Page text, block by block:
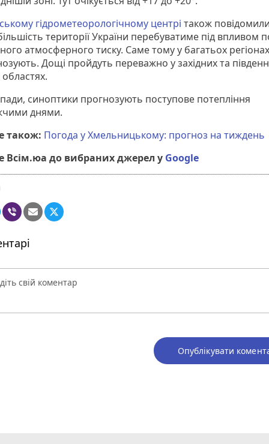
гідрометеорологічному центрі також
території України перебуватиме під впливом
атмосферного тиску. Саме тому у багатьох
Дощі пройдуть переважно у західних та
областях.
синоптики прогнозують поступове потепління
днями.
також: Погода у Хмельницькому: прогноз на тиждень
Всім.юа до вибраних джерел у Google
Опублікувати